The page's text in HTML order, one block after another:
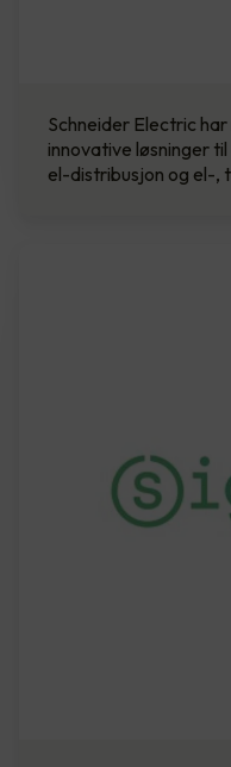
Schneider Electric
innovative løsninger
el-distribusjon og el-,